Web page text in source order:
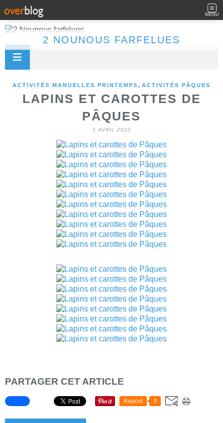
MENU
2 NOUNOUS FARFELUES
ACTIVITÉS MANUELLES PRINTEMPS , ACTIVITÉS PÂQUES
LAPINS ET CAROTTES DE
PÂQUES
1 AVRIL 2022
PARTAGER CET ARTICLE
Repost 0